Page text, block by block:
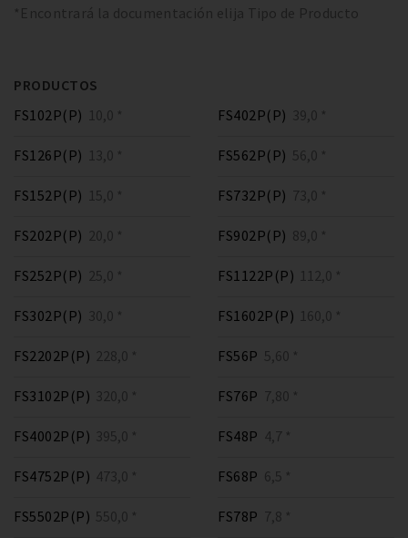
*Encontrará la documentación elija Tipo de Producto
PRODUCTOS
FS102P(P) 10,0 *
FS126P(P) 13,0 *
FS152P(P) 15,0 *
FS202P(P) 20,0 *
FS252P(P) 25,0 *
FS302P(P) 30,0 *
FS402P(P) 39,0 *
FS562P(P) 56,0 *
FS732P(P) 73,0 *
FS902P(P) 89,0 *
FS1122P(P) 112,0 *
FS1602P(P) 160,0 *
FS2202P(P) 228,0 *
FS3102P(P) 320,0 *
FS4002P(P) 395,0 *
FS4752P(P) 473,0 *
FS5502P(P) 550,0 *
FS56P 5,60 *
FS76P 7,80 *
FS48P 4,7 *
FS68P 6,5 *
FS78P 7,8 *